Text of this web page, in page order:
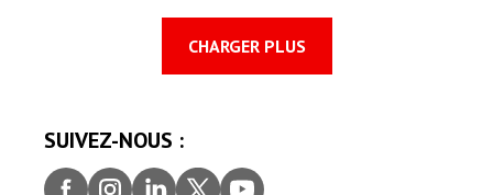
CHARGER PLUS
SUIVEZ-NOUS :
FacebInsta Linke Twittyoutu